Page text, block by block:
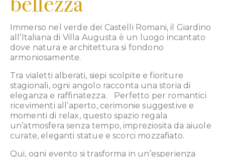
Immerso nel verde dei Castelli Romani, il Giardino
all’Italiana di Villa Augusta è un luogo incantato
dove natura e architettura si fondono
armoniosamente.
Tra vialetti alberati, siepi scolpite e fioriture
stagionali, ogni angolo racconta una storia di
eleganza e raffinatezza. Perfetto per romantici
ricevimenti all’aperto, cerimonie suggestive e
momenti di relax, questo spazio regala
un’atmosfera senza tempo, impreziosita da aiuole
curate, eleganti statue e scorci mozzafiato.
Qui, ogni evento si trasforma in un’esperienza